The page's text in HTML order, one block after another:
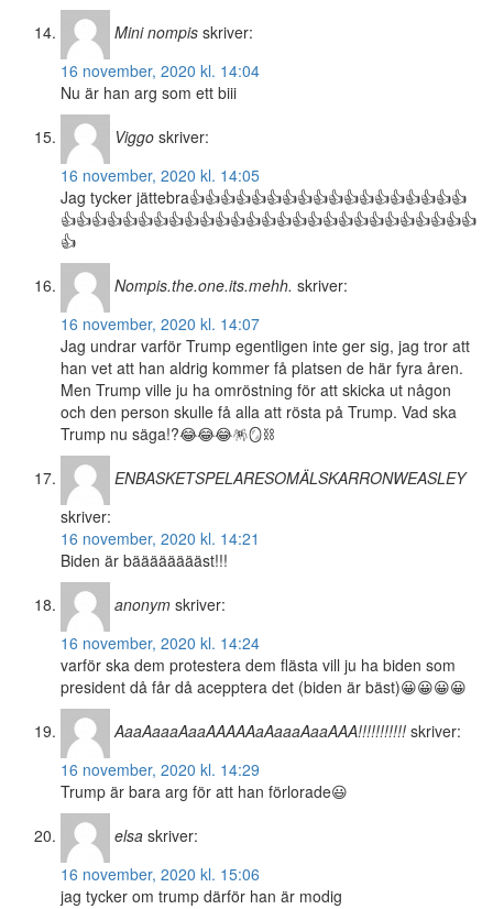
Mini nompis skriver:
16 november, 2020 kl. 14:04
Nu är han arg som ett biii
Viggo skriver:
16 november, 2020 kl. 14:05
Jag tycker jättebra👍👍👍👍👍👍👍👍👍👍👍👍👍👍👍👍👍👍
👍👍👍👍👍👍👍👍👍👍👍👍👍👍👍👍👍👍👍👍👍👍👍👍👍👍👍
👍
Nompis.the.one.its.mehh. skriver:
16 november, 2020 kl. 14:07
Jag undrar varför Trump egentligen inte ger sig, jag tror att
han vet att han aldrig kommer få platsen de här fyra åren.
Men Trump ville ju ha omröstning för att skicka ut någon
och den person skulle få alla att rösta på Trump. Vad ska
Trump nu säga!?😂😂😂🪅🪞⛓
ENBASKETSPELARESOMÄLSKARRONWEASLEY
skriver:
16 november, 2020 kl. 14:21
Biden är bääääääääst!!!
anonym skriver:
16 november, 2020 kl. 14:24
varför ska dem protestera dem flästa vill ju ha biden som
president då får då acepptera det (biden är bäst)😀😀😀😀
AaaAaaaAaaAAAAAaAaaaAaaAAA!!!!!!!!!!! skriver:
16 november, 2020 kl. 14:29
Trump är bara arg för att han förlorade😃
elsa skriver:
16 november, 2020 kl. 15:06
jag tycker om trump därför han är modig